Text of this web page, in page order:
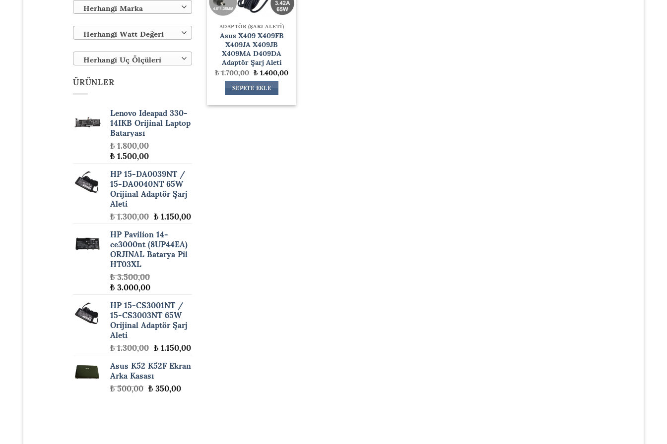
Herhangi Marka
Herhangi Watt Değeri
Herhangi Uç Ölçüleri
ÜRÜNLER
Lenovo Ideapad 330-
14IKB Orijinal Laptop
Bataryası
₺1.800,00
Orijinal
fiyat:
₺ 1.800,00.
₺1.500,00Şuandaki
fiyat:
₺ 1.500,00.
HP 15-DA0039NT /
15-DA0040NT 65W
Orijinal Adaptör Şarj
Aleti
₺1.300,00 Orijinal
fiyat:
₺ 1.300,00.
₺1.150,00Şuandaki
HP Pavilion 14-
ce3000nt (8UP44EA)
ORJINAL Batarya Pil
HT03XL
₺3.500,00
Orijinal
fiyat:
₺ 3.500,00.
₺3.000,00Şuandaki
fiyat:
₺ 3.000,00.
HP 15-CS3001NT /
15-CS3003NT 65W
Orijinal Adaptör Şarj
Aleti
₺1.300,00 Orijinal
fiyat:
₺ 1.300,00.
₺1.150,00Şuandaki
fiyat:
Asus K52 K52F Ekran
Arka Kasası
₺500,00 Orijinal
fiyat:
₺350,00Şuandaki
ADAPTÖR (ŞARJ ALETİ)
Asus X409 X409FB
X409JA X409JB
X409MA D409DA
Adaptör Şarj Aleti
₺1.700,00Orijinal
fiyat:
₺ 1.700,00.
₺1.400,00Şuandaki
SEPETE EKLE